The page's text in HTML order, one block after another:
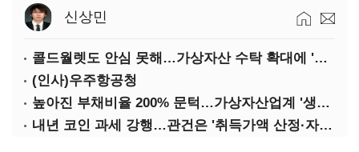
신상민
콜드월렛도 안심 못해…가상자산 수탁 확대에 '보안 시험대'
(인사)우주항공청
높아진 부채비율 200% 문턱…가상자산업계 '생존 시험대'
내년 코인 과세 강행…관건은 '취득가액 산정·자산 이동'